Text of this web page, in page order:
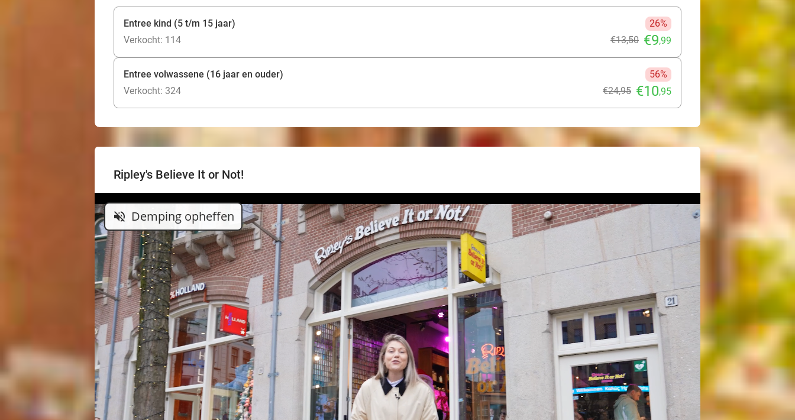
Entree kind (5 t/m 15 jaar)
26%
Verkocht: 114
€13,50 €9,99
Entree volwassene (16 jaar en ouder)
56%
Verkocht: 324
€24,95 €10,95
Ripley's Believe It or Not!
volume_off Demping opheffen